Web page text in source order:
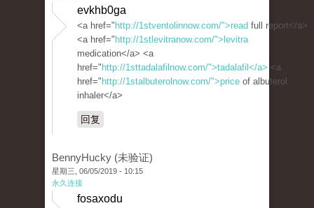
evkhb0ga
<a href=" http://1stventolinnow.com/">read full report</a>
<a href=" http://1stlevitranow.com/">levitra
medication</a> <a
href=" http://1sttadalafilnow.com/">tadalafil</a> <a
href=" http://1stalbuterolnow.com/">price of albuterol
inhaler</a>
回复
BennyHucky (未验证)
星期三, 06/05/2019 - 10:15
永久连接
fosaxodu